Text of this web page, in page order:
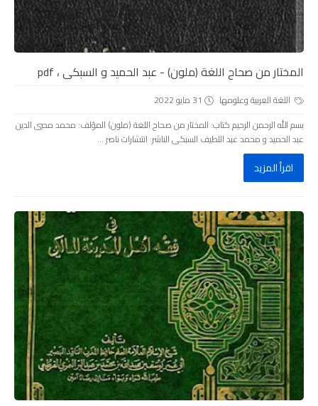
المختار من صحاح اللغة (ملون) - عبد الحميد و السبكى ، pdf
اللغة العربية وعلومها
31 مايو 2022
بسم الله الرحمن الرحيم كتاب: المختار من صحاح اللغة (ملون) المؤلف: محمد محيي الدين
عبد الحميد و محمد عبد اللطيف السبكى الناشر: انتشارات ناصر ...
اقرأ المزيد